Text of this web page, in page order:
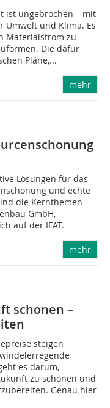
ist ungebrochen – mit
Umwelt und Klima. Es
Materialstrom zu
Die dafür
Pläne,...
mehr
Lösungen für das
und echte
die Kernthemen
GmbH,
auf der IFAT.
mehr
schonen –
steigen
es darum,
zu schonen und
Genau hier